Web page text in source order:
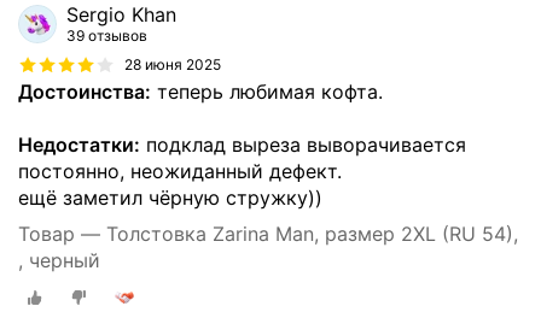
Sergio Khan
39 отзывов
28 июня 2025
Достоинства: теперь любимая кофта.
Недостатки: подклад выреза выворачивается
постоянно, неожиданный дефект.
ещё заметил чёрную стружку))
Товар — Толстовка Zarina Man, размер 2XL (RU 54),
, черный